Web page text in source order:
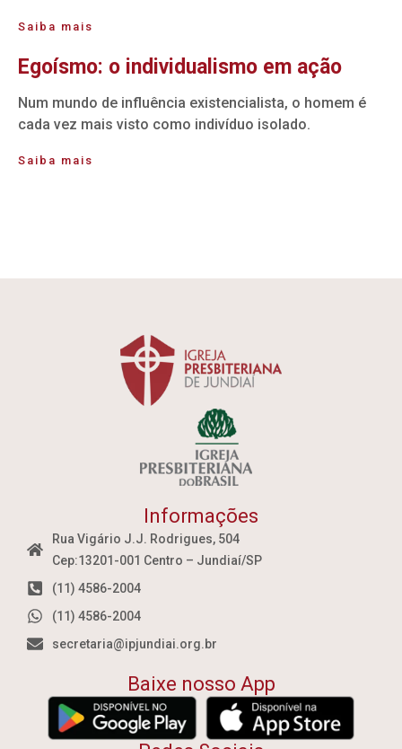
Saiba mais
Egoísmo: o individualismo em ação
Num mundo de influência existencialista, o homem é
cada vez mais visto como indivíduo isolado.
Saiba mais
Informações
Rua Vigário J.J. Rodrigues, 504
Cep:13201-001 Centro – Jundiaí/SP
(11) 4586-2004
(11) 4586-2004
secretaria@ipjundiai.org.br
Baixe nosso App